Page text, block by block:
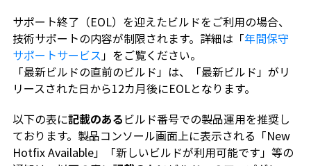
サポート終了（EOL）を迎えたビルドをご利用の場合、
技術サポートの内容が制限されます。詳細は「年間保守
サポートサービス」をご覧ください。
「最新ビルドの直前のビルド」は、「最新ビルド」がリ
リースされた日から12カ月後にEOLとなります。
以下の表に記載のある ビルド番号での製品運用を推奨し
ております。製品コンソール画面上に表示される「New
Hotfix Available」「新しいビルドが利用可能です」等の